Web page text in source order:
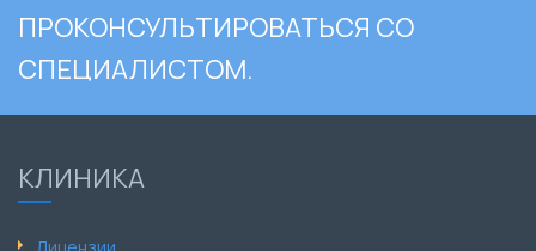
ПРОКОНСУЛЬТИРОВАТЬСЯ СО
СПЕЦИАЛИСТОМ.
КЛИНИКА